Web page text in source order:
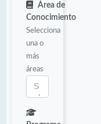
Área de
Conocimiento
Selecciona
una o
más
áreas